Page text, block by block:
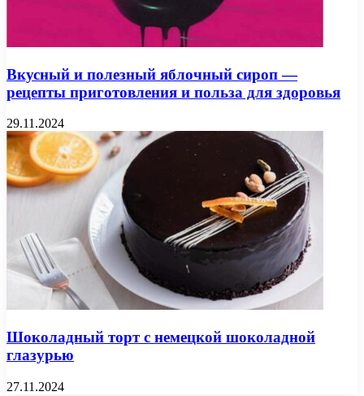
Вкусный и полезный яблочный сироп —
рецепты приготовления и польза для здоровья
29.11.2024
Шоколадный торт с немецкой шоколадной
глазурью
27.11.2024